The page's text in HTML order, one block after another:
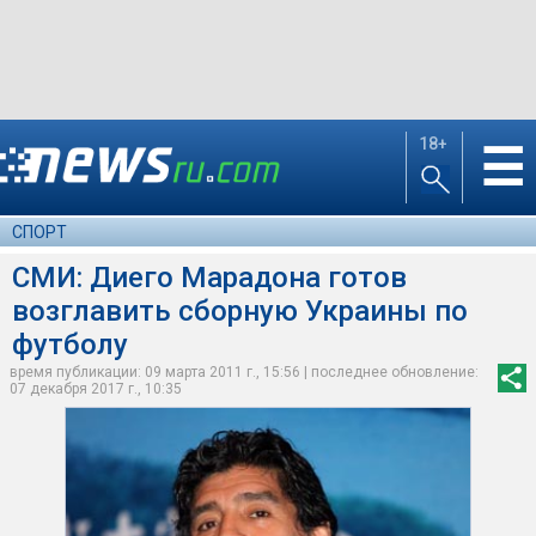
18+ ☰
СПОРТ
СМИ: Диего Марадона готов
возглавить сборную Украины по
футболу
время публикации: 09 марта 2011 г., 15:56 | последнее обновление:
07 декабря 2017 г., 10:35